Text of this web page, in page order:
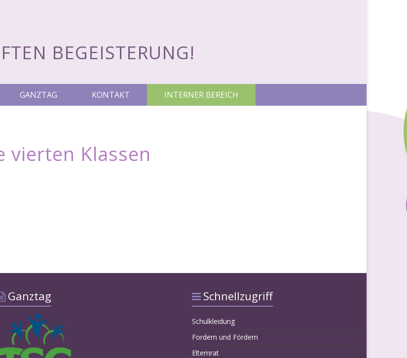
BEGEISTERUNG!
GANZTAG KONTAKT INTERNER BEREICH
vierten Klassen
Ganztag Schnellzugriff
Schulkleidung
Fordern und Fördern
Elternrat